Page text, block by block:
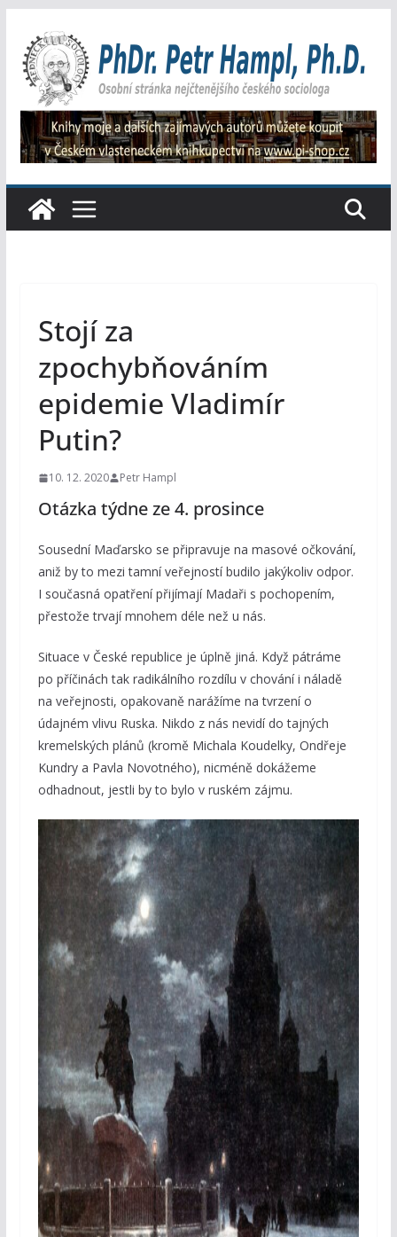
obsah
Stojí za
zpochybňováním
epidemie Vladimír
Putin?
10. 12. 2020 Petr Hampl
Otázka týdne ze 4. prosince
Sousední Maďarsko se připravuje na masové očkování,
aniž by to mezi tamní veřejností budilo jakýkoliv odpor.
I současná opatření přijímají Madaři s pochopením,
přestože trvají mnohem déle než u nás.
Situace v České republice je úplně jiná. Když pátráme
po příčinách tak radikálního rozdílu v chování i náladě
na veřejnosti, opakovaně narážíme na tvrzení o
údajném vlivu Ruska. Nikdo z nás nevidí do tajných
kremelských plánů (kromě Michala Koudelky, Ondřeje
Kundry a Pavla Novotného), nicméně dokážeme
odhadnout, jestli by to bylo v ruském zájmu.